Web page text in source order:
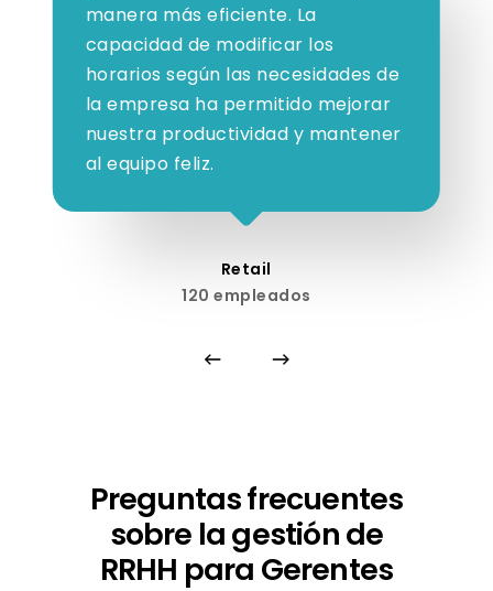
manera más eficiente. La
capacidad de modificar los
horarios según las necesidades de
la empresa ha permitido mejorar
nuestra productividad y mantener
al equipo feliz.
Retail
120 empleados
Preguntas frecuentes
sobre la gestión de
RRHH para Gerentes